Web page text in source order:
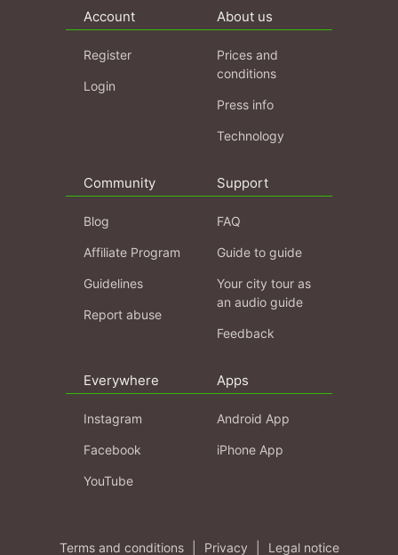
Account
Register
Login
About us
Prices and
conditions
Press info
Technology
Community
Blog
Affiliate Program
Guidelines
Report abuse
Support
FAQ
Guide to guide
Your city tour as
an audio guide
Feedback
Everywhere
Instagram
Facebook
YouTube
Apps
Android App
iPhone App
Terms and conditions Privacy Legal notice